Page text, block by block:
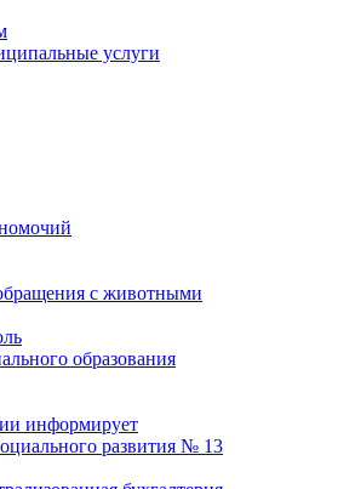
услуги
с животными
образования
информирует
развития № 13